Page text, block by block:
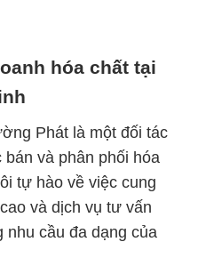
hóa chất tại
Phát là một đối tác
và phân phối hóa
tự hào về việc cung
và dịch vụ tư vấn
nhu cầu đa dạng của